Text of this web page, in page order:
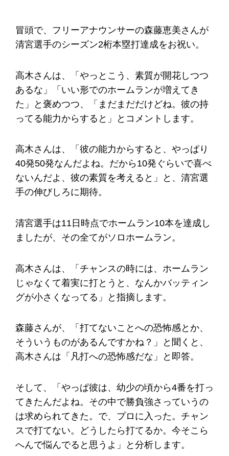
冒頭で、フリーアナウンサーの森藤恵美さんが
清宮選手のシーズン2桁本塁打達成をお祝い。
高木さんは、「やっとこう、素質が開花しつつ
あるな」「いい形でのホームランが増えてき
た」と褒めつつ、「まだまだだけどね。彼の持
ってる能力からすると」とコメントします。
高木さんは、「彼の能力からすると、やっぱり
40発50発なんだよね。だから10発ぐらいで喜べ
ないんだよ、彼の素質を考えると」と、清宮選
手の伸びしろに期待。
清宮選手は11日時点でホームラン10本を達成し
ましたが、その全てがソロホームラン。
高木さんは、「チャンスの時には、ホームラン
じゃなくて着実に打とうと、なんかバッティン
グが小さくなってる」と指摘します。
森藤さんが、「打てないことへの恐怖感とか、
そういうものがあるんですかね？」と聞くと、
高木さんは「凡打への恐怖感だな」と即答。
そして、「やっぱ彼は、幼少の頃から4番を打っ
てきたんだよね。その中で勝負強さっていうの
は求められてきた。で、プロに入った。チャン
スで打てない。どうしたら打てるか。今そこら
へんで悩んでると思うよ」と分析します。